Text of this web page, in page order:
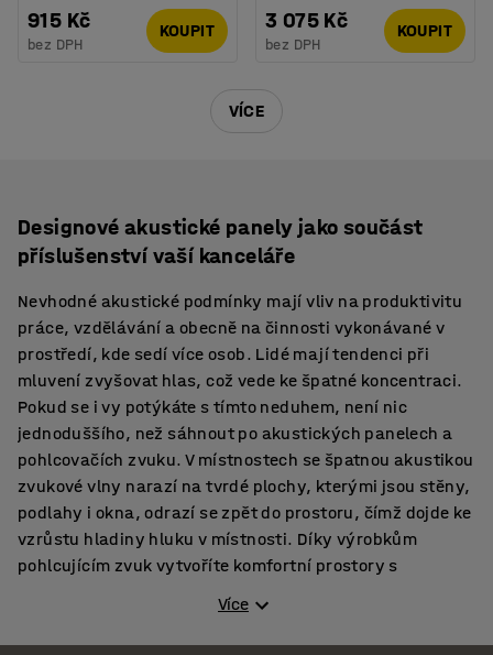
915 Kč
bez DPH
KOUPIT 3 075 Kč
bez DPH
KOUPIT
VÍCE
Designové akustické panely jako součást
příslušenství vaší kanceláře
Nevhodné akustické podmínky mají vliv na produktivitu
práce, vzdělávání a obecně na činnosti vykonávané v
prostředí, kde sedí více osob. Lidé mají tendenci při
mluvení zvyšovat hlas, což vede ke špatné koncentraci.
Pokud se i vy potýkáte s tímto neduhem, není nic
jednoduššího, než sáhnout po akustických panelech a
pohlcovačích zvuku. V místnostech se špatnou akustikou
zvukové vlny narazí na tvrdé plochy, kterými jsou stěny,
podlahy i okna, odrazí se zpět do prostoru, čímž dojde ke
vzrůstu hladiny hluku v místnosti. Díky výrobkům
pohlcujícím zvuk vytvoříte komfortní prostory s
akustických panelů poznáte na srozumitelnosti řeči, na
lepším pochopení konverzace i na usnadnění poslechu.
Více